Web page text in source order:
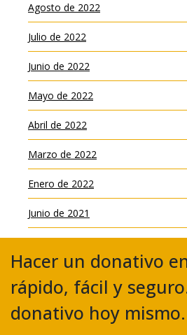
Agosto de 2022
Julio de 2022
Junio de 2022
Mayo de 2022
Abril de 2022
Marzo de 2022
Enero de 2022
Junio de 2021
Hacer un donativo
rápido, fácil y
donativo hoy mismo.